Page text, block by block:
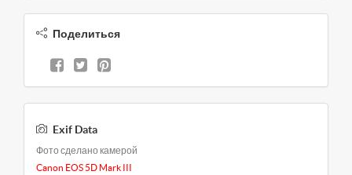
Поделиться
Exif Data
Фото сделано камерой
Canon EOS 5D Mark III